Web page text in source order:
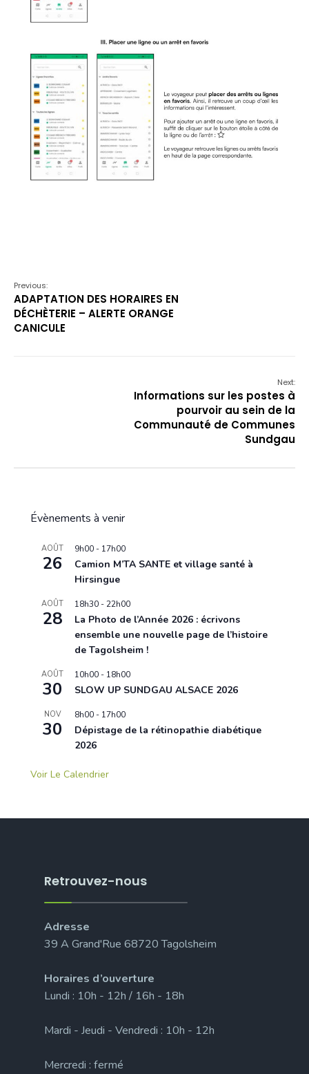
Previous:
ADAPTATION DES HORAIRES EN
DÉCHÈTERIE – ALERTE ORANGE
CANICULE
Next:
Informations sur les postes à
pourvoir au sein de la
Communauté de Communes
Sundgau
Évènements à venir
AOÛT
26
9h00 - 17h00
Camion M’TA SANTE et village santé à
Hirsingue
AOÛT
28
18h30 -22h00
La Photo de l’Année 2026 : écrivons
ensemble une nouvelle page de l’histoire
de Tagolsheim !
AOÛT
30
10h00 - 18h00
SLOW UP SUNDGAU ALSACE 2026
NOV
30
8h00 - 17h00
Dépistage de la rétinopathie diabétique
2026
Voir Le Calendrier
Retrouvez-nous
Adresse
39 A Grand'Rue 68720 Tagolsheim
Horaires d’ouverture
Lundi : 10h - 12h / 16h - 18h
Mardi - Jeudi - Vendredi : 10h - 12h
Mercredi : fermé